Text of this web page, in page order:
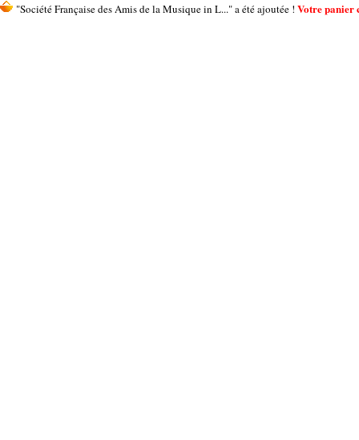
"Société Française des Amis de la Musique in L..." a été ajoutée ! Votre panier